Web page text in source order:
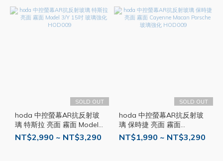
SOLD OUT
hoda 中控螢幕AR抗反射玻
璃 特斯拉 亮面 霧面 Model
3/Y 15吋 玻璃強化 HOD009
NT$2,990 ~ NT$3,290
SOLD OUT
hoda 中控螢幕AR抗反射玻
璃 保時捷 亮面 霧面
Cayenne Macan Porsche
玻璃強化 HOD009
NT$1,990 ~ NT$3,290